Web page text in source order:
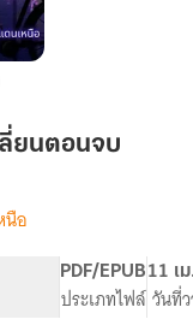
ยนตอนจบ
นือ
PDF/EPUB
ประเภทไฟล์
11 เ
วันที่